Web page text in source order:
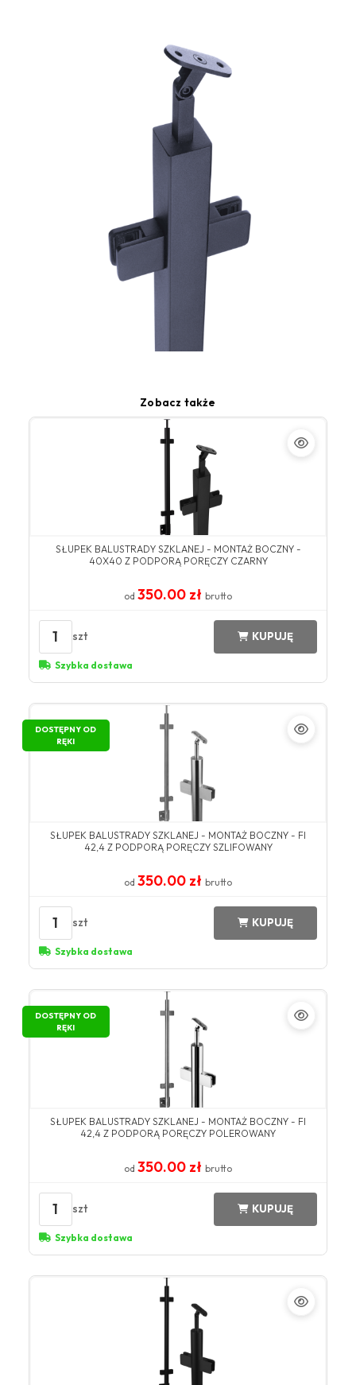
Zobacz także
SŁUPEK BALUSTRADY SZKLANEJ - MONTAŻ BOCZNY -
40X40 Z PODPORĄ PORĘCZY CZARNY
od 350.00 zł brutto
1 szt KUPUJĘ
Szybka dostawa
DOSTĘPNY OD
RĘKI
SŁUPEK BALUSTRADY SZKLANEJ - MONTAŻ BOCZNY - FI
42,4 Z PODPORĄ PORĘCZY SZLIFOWANY
od 350.00 zł brutto
1 szt KUPUJĘ
Szybka dostawa
DOSTĘPNY OD
RĘKI
SŁUPEK BALUSTRADY SZKLANEJ - MONTAŻ BOCZNY - FI
42,4 Z PODPORĄ PORĘCZY POLEROWANY
od 350.00 zł brutto
1 szt KUPUJĘ
Szybka dostawa